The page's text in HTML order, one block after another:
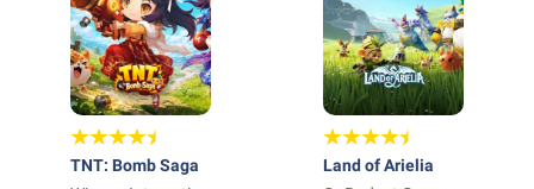
TNT: Bomb Saga
Land of Arielia